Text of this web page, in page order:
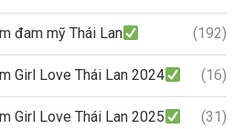
đam mỹ Thái Lan (192)
Girl Love Thái Lan 2024 (16)
Girl Love Thái Lan 2025 (31)